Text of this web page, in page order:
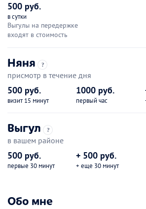
500 руб.
в сутки
Выгулы на передержке
входят в стоимость
Няня ?
присмотр в течение дня
500 руб.
визит 15 минут
1000 руб.
первый час
Выгул ?
в вашем районе
500 руб.
первые 30 минут
+ 500 руб.
+ еще 30 минут
Обо мне